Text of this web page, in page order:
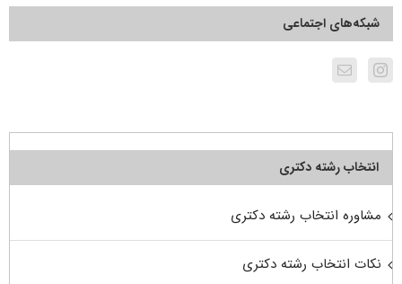
شبکه‌های اجتماعی
انتخاب رشته دکتری
مشاوره انتخاب رشته دکتری
نکات انتخاب رشته دکتری